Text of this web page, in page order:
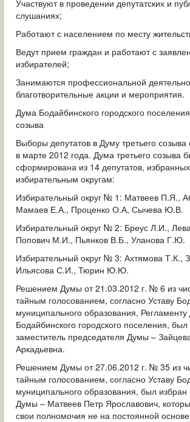
Участвуют в проведении депутатских и
слушаниях;
Работают с населением по месту
Ведут прием граждан и работают с
избирателей;
Занимаются профессиональной
благотворительные акции и мероприятия.
Дума Бодайбинского городского
созыва
Выборы депутатов в Думу третьего созыва
в марте 2012 года. Дума третьего созыва
сформирована из 14 депутатов,
избирательным округам:
Избирательный округ № 1: Матвеев П.Я.,
Мамаев Е.А., Проценко О.А, Сычева Ю.В.
Избирательный округ № 2: Бреус Л.И.,
Попович М.И., Пьянков В.Б., Уланова Г.Ю.
Избирательный округ № 3: Ахтямова Т.К.,
Ильясова С.И., Тюрин Ю.Ю.
Решением Думы от 21.03.2012 г. № 6 из
тайным голосованием, согласно Уставу
муниципального образования,
Бодайбинского городского поселения, был
заместитель председателя Думы –
Аркадьевна.
Решением Думы от 27.06.2012 г. № 35 из
тайным голосованием, согласно Уставу
муниципального образования, был избран
Думы – Матвеев Петр Ярославович,
свои полномочия не на постоянной